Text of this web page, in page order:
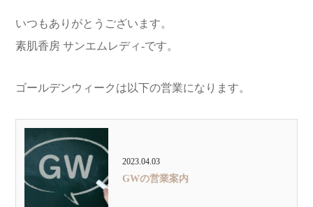
いつもありがとうございます。
素肌香房 サンエムレディ‐です。
ゴールデンウィークは以下の営業になります。
2023.04.03
GWの営業案内